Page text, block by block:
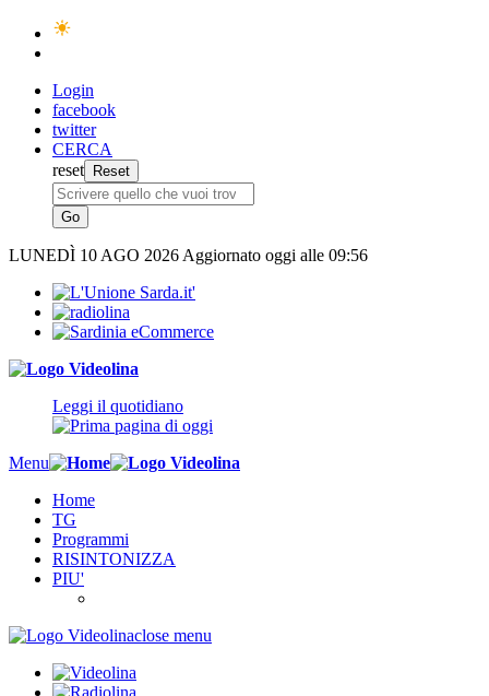
Login
facebook
twitter
CERCA
reset
LUNEDÌ 10 AGO 2026 Aggiornato oggi alle 09:56
Leggi il quotidiano
Menu
Home
TG
Programmi
RISINTONIZZA
PIU'
close menu